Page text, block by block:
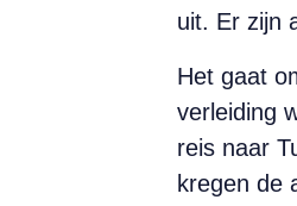
uit. Er zijn
Het gaat
verleiding
reis naar
kregen de